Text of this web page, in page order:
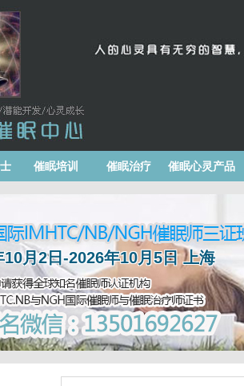
催眠培训 催眠治疗 催眠心灵产品
10月2日-2026年10月5日 上海